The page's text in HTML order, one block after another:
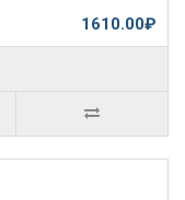
1610.00₽